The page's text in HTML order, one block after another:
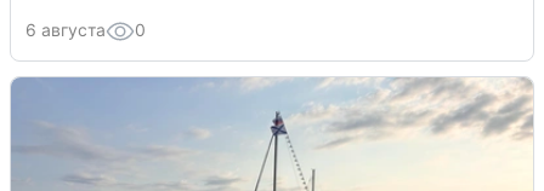
6 августа 0